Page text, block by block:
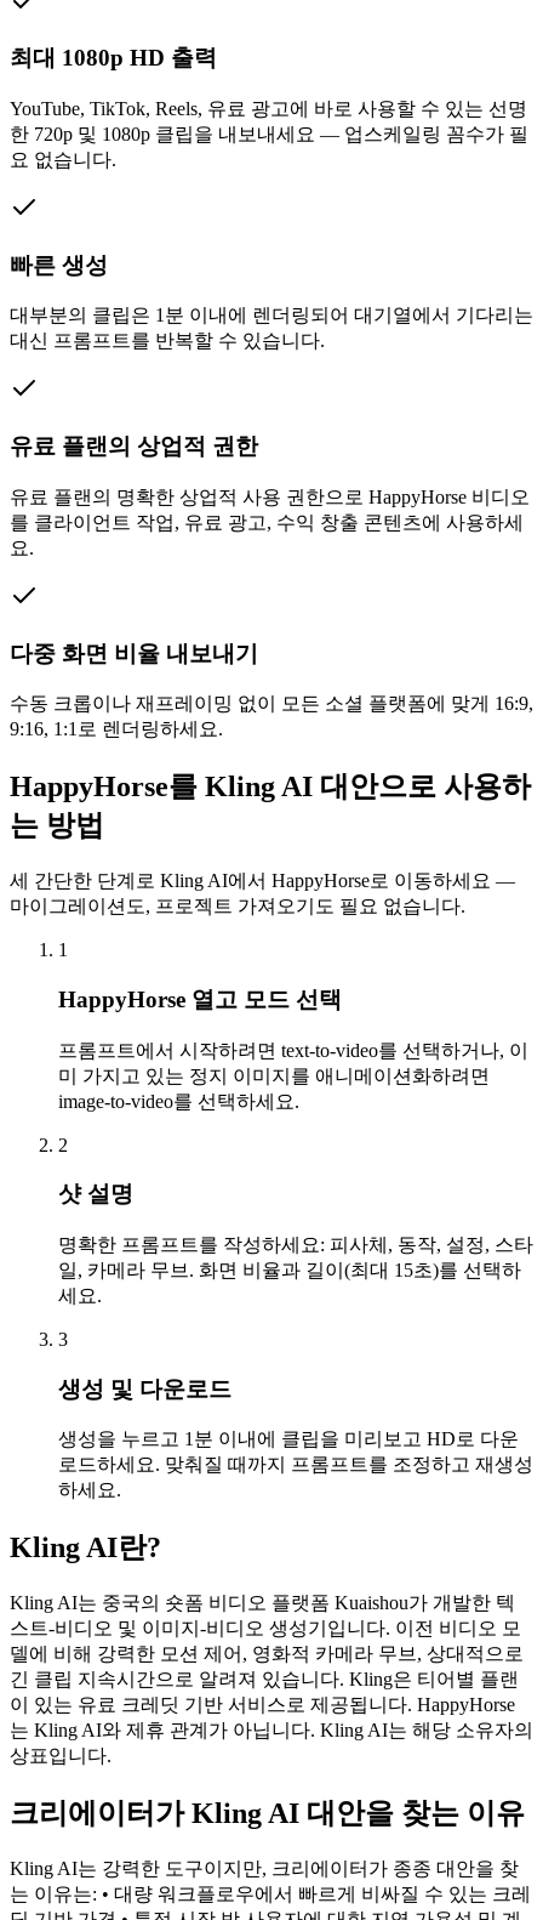
최대 1080p HD 출력
YouTube, TikTok, Reels, 유료 광고에 바로 사용할 수 있는 선명
한 720p 및 1080p 클립을 내보내세요 — 업스케일링 꼼수가 필
요 없습니다.
빠른 생성
대부분의 클립은 1분 이내에 렌더링되어 대기열에서 기다리는
대신 프롬프트를 반복할 수 있습니다.
유료 플랜의 상업적 권한
유료 플랜의 명확한 상업적 사용 권한으로 HappyHorse 비디오
를 클라이언트 작업, 유료 광고, 수익 창출 콘텐츠에 사용하세
요.
다중 화면 비율 내보내기
수동 크롭이나 재프레이밍 없이 모든 소셜 플랫폼에 맞게 16:9,
9:16, 1:1로 렌더링하세요.
HappyHorse를 Kling AI 대안으로 사용하
는 방법
세 간단한 단계로 Kling AI에서 HappyHorse로 이동하세요 —
마이그레이션도, 프로젝트 가져오기도 필요 없습니다.
1
HappyHorse 열고 모드 선택
프롬프트에서 시작하려면 text-to-video를 선택하거나, 이
미 가지고 있는 정지 이미지를 애니메이션화하려면
image-to-video를 선택하세요.
2
샷 설명
명확한 프롬프트를 작성하세요: 피사체, 동작, 설정, 스타
일, 카메라 무브. 화면 비율과 길이(최대 15초)를 선택하
세요.
3
생성 및 다운로드
생성을 누르고 1분 이내에 클립을 미리보고 HD로 다운
로드하세요. 맞춰질 때까지 프롬프트를 조정하고 재생성
하세요.
Kling AI란?
Kling AI는 중국의 숏폼 비디오 플랫폼 Kuaishou가 개발한 텍
스트-비디오 및 이미지-비디오 생성기입니다. 이전 비디오 모
델에 비해 강력한 모션 제어, 영화적 카메라 무브, 상대적으로
긴 클립 지속시간으로 알려져 있습니다. Kling은 티어별 플랜
이 있는 유료 크레딧 기반 서비스로 제공됩니다. HappyHorse
는 Kling AI와 제휴 관계가 아닙니다. Kling AI는 해당 소유자의
상표입니다.
크리에이터가 Kling AI 대안을 찾는 이유
Kling AI는 강력한 도구이지만, 크리에이터가 종종 대안을 찾
는 이유는: • 대량 워크플로우에서 빠르게 비싸질 수 있는 크레